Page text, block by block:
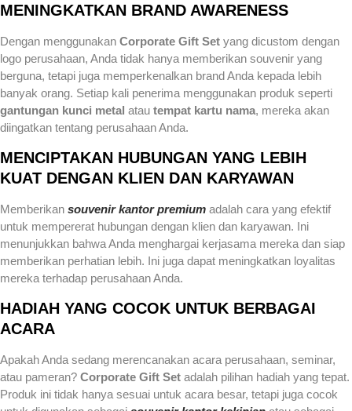
MENINGKATKAN BRAND AWARENESS
Dengan menggunakan Corporate Gift Set yang dicustom dengan
logo perusahaan, Anda tidak hanya memberikan souvenir yang
berguna, tetapi juga memperkenalkan brand Anda kepada lebih
banyak orang. Setiap kali penerima menggunakan produk seperti
gantungan kunci metal atau tempat kartu nama, mereka akan
diingatkan tentang perusahaan Anda.
MENCIPTAKAN HUBUNGAN YANG LEBIH
KUAT DENGAN KLIEN DAN KARYAWAN
Memberikan souvenir kantor premium adalah cara yang efektif
untuk mempererat hubungan dengan klien dan karyawan. Ini
menunjukkan bahwa Anda menghargai kerjasama mereka dan siap
memberikan perhatian lebih. Ini juga dapat meningkatkan loyalitas
mereka terhadap perusahaan Anda.
HADIAH YANG COCOK UNTUK BERBAGAI
ACARA
Apakah Anda sedang merencanakan acara perusahaan, seminar,
atau pameran? Corporate Gift Set adalah pilihan hadiah yang tepat.
Produk ini tidak hanya sesuai untuk acara besar, tetapi juga cocok